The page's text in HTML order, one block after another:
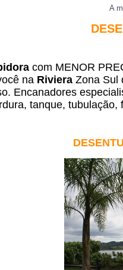
A
com MENOR
na RivieraZona Sul
Encanadores
tanque, tubulação,